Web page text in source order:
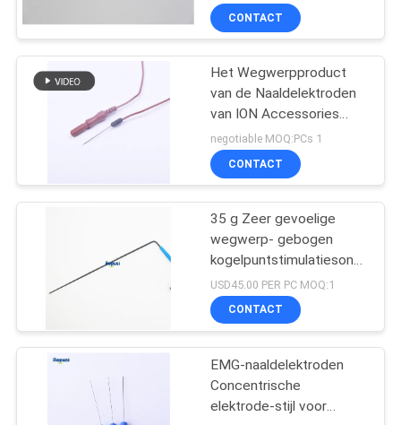
Laryngeal Elektrode
Lijnelektrode
CONTACT
Het Wegwerpproduct
van de Naaldelektroden
van ION Accessories
Stainless Steel Single
Subdermal
negotiable MOQ:PCs 1
CONTACT
35 g Zeer gevoelige
wegwerp- gebogen
kogelpuntstimulatiesonde
Klasse II Instrument voor
medische doeleinden
USD45.00 PER PC MOQ:1
CONTACT
EMG-naaldelektroden
Concentrische
elektrode-stijl voor